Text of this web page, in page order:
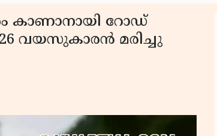
കാണാനായി റോഡ്
26 വയസുകാരൻ മരിച്ചു